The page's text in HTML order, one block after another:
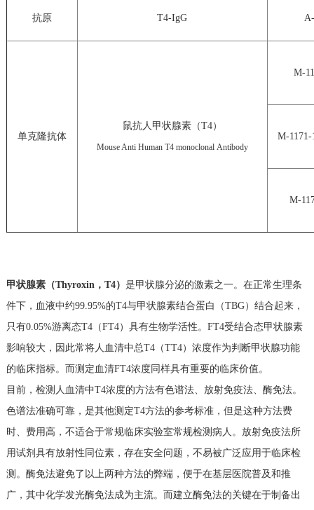
抗原 T4-IgG
单克隆抗体
鼠抗人甲状腺素（T4）
Mouse Anti Human T4 monoclonal Antibody
M-
M-1171-
M-
甲状腺素（Thyroxin，T4） 是甲状腺分泌的激素之一。在正常生理条
件下，血液中约99.95%的T4与甲状腺素结合蛋白（TBG）结合起来，
只有0.05%游离态T4（FT4）具有生物学活性。FT4受结合态甲状腺素
影响较大，因此常将人血清中总T4（TT4）浓度作为判断甲状腺功能
的临床指标。而测定血清FT4浓度同样具有重要的临床价值。
目前，检测人血清中T4浓度的方法有色谱法、放射免疫法、酶免法。
色谱法准确可靠，是其他测定T4方法的参考标准，但是这种方法费
时、费用高，不适合于常规临床实验室常规检测病人。放射免疫法所
用试剂具有放射性同位素，存在安全问题，不易被广泛应用于临床检
测。酶免法避免了以上两种方法的弊端，便于在基层医院普及和推
广，其中化学发光酶免法成为主流。而建立酶免法的关键在于制备出